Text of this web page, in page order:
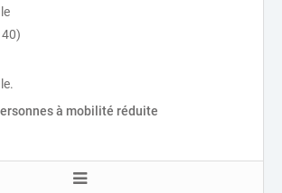
à mobilité réduite